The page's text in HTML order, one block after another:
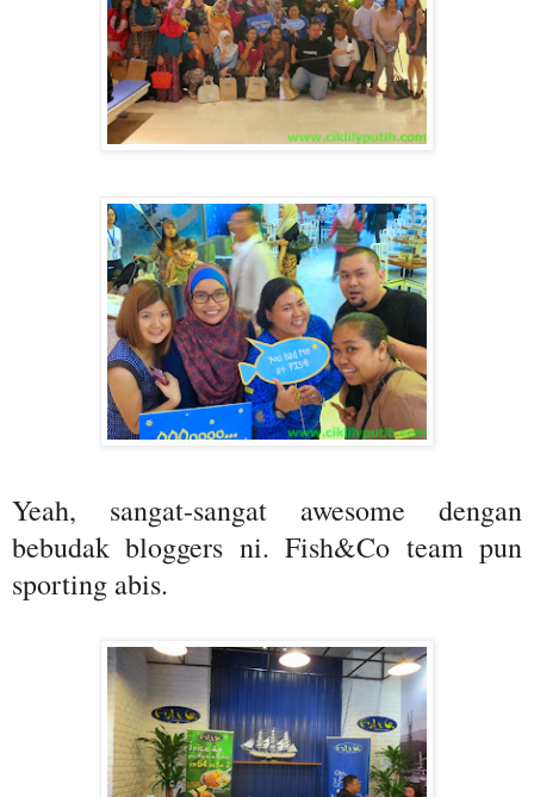
Yeah, sangat-sangat awesome dengan
bebudak bloggers ni. Fish&Co team pun
sporting abis.